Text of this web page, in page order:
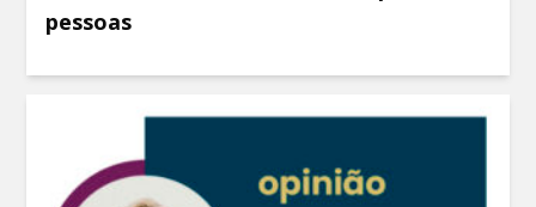
pessoas